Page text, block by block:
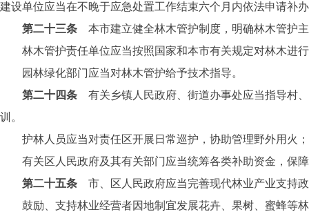
建设单位应当在不晚于应急处置工作结束六个月内依法申请补
第二十三条 本市建立健全林木管护制度，明确林木管护
林木管护责任单位应当按照国家和本市有关规定对林木进行
园林绿化部门应当对林木管护给予技术指导。
第二十四条 有关乡镇人民政府、街道办事处应当指导村
训。
护林人员应当对责任区开展日常巡护，协助管理野外用火；
有关区人民政府及其有关部门应当统筹各类补助资金，保
第二十五条 市、区人民政府应当完善现代林业产业支持
鼓励、支持林业经营者因地制宜发展花卉、果树、蜜蜂等林